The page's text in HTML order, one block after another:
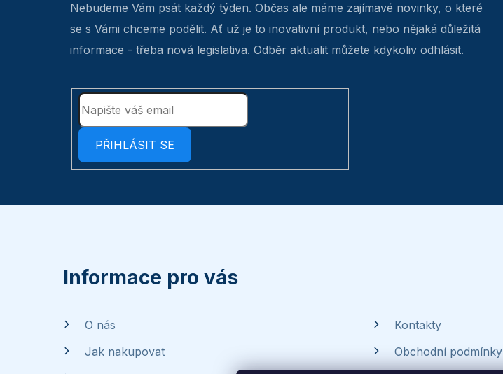
Nebudeme Vám psát každý týden. Občas ale máme zajímavé novinky, o které
se s Vámi chceme podělit. Ať už je to inovativní produkt, nebo nějaká důležitá
informace - třeba nová legislativa. Odběr aktualit můžete kdykoliv odhlásit.
PŘIHLÁSIT SE
Informace pro vás
O nás
Jak nakupovat
Kontakty
Obchodní podmínky